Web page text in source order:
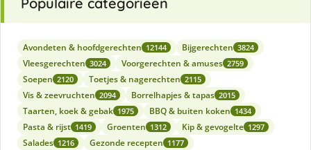
Avondeten & hoofdgerechten 12144 Bijgerechten 3824
Vleesgerechten 3024 Voorgerechten & amuses 2759
Soepen 2120 Toetjes & nagerechten 2115
Vis & zeevruchten 2094 Borrelhapjes & tapas 2015
Taarten, koek & gebak 1975 BBQ & buiten koken 1434
Pasta & rijst 1419 Groenten 1312 Kip & gevogelte 1297
Salades 1216 Gezonde recepten 1177